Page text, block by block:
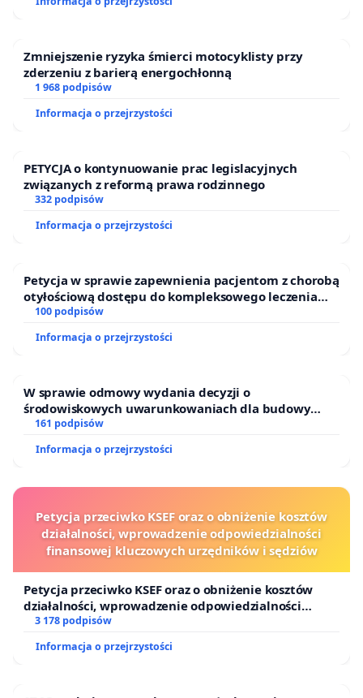
Zmniejszenie ryzyka śmierci motocyklisty przy
zderzeniu z barierą energochłonną
1 968 podpisów
Informacja o przejrzystości
PETYCJA o kontynuowanie prac legislacyjnych
związanych z reformą prawa rodzinnego
332 podpisów
Informacja o przejrzystości
Petycja w sprawie zapewnienia pacjentom z chorobą
otyłościową dostępu do kompleksowego leczenia
oraz programów profilaktycznych.
100 podpisów
Informacja o przejrzystości
W sprawie odmowy wydania decyzji o
środowiskowych uwarunkowaniach dla budowy
zakładu wytwarzania biometanu „Krynki” w
Puszczy Knyszyńskiej
161 podpisów
Informacja o przejrzystości
Petycja przeciwko KSEF oraz o obniżenie kosztów
działalności, wprowadzenie odpowiedzialności
finansowej kluczowych urzędników i sędziów
Petycja przeciwko KSEF oraz o obniżenie kosztów
działalności, wprowadzenie odpowiedzialności
finansowej kluczowych urzędników i sędziów
3 178 podpisów
Informacja o przejrzystości